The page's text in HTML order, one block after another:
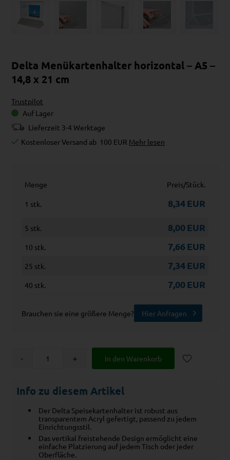
Delta Menükartenhalter horizontal – A5 –
14,8 x 21 cm
Trustpilot
Auf Lager
Lieferzeit 3-4 Werktage
Kostenloser Versand ab 100 EUR Mehr lesen
Menge Preis/Stück.
1 stk. 8,34EUR
5 stk. 8,00EUR
10 stk. 7,66EUR
25 stk. 7,34EUR
40 stk. 7,00EUR
Brauchen sie eine größere Menge? Hier Anfragen
- +
Info zu diesem Artikel
Der Delta Speisekartenhalter ist robust aus
transparentem Acryl gefertigt, passend zu jedem
Einrichtungsstil.
Das vertikal freistehende Design ermöglicht eine
einfache Platzierung auf jedem Tisch oder jeder
Oberfläche.